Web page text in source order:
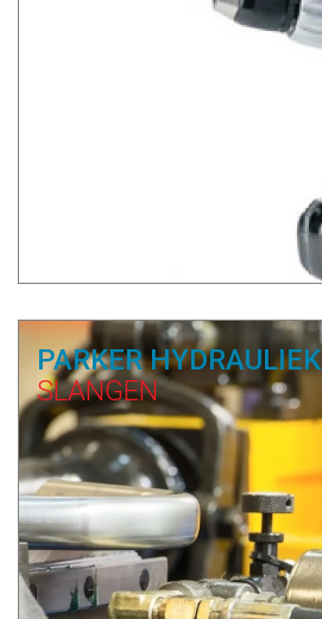
PARKER HYDRAULIEK
SLANGEN